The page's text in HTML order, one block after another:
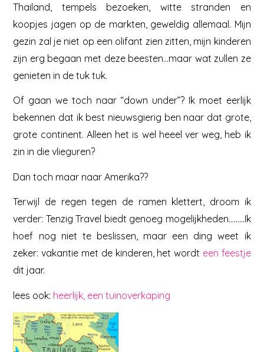
Thailand, tempels bezoeken, witte stranden en
koopjes jagen op de markten, geweldig allemaal. Mijn
gezin zal je niet op een olifant zien zitten, mijn kinderen
zijn erg begaan met deze beesten…maar wat zullen ze
genieten in de tuk tuk.
Of gaan we toch naar “down under”? Ik moet eerlijk
bekennen dat ik best nieuwsgierig ben naar dat grote,
grote continent. Alleen het is wel heeel ver weg, heb ik
zin in die vlieguren?
Dan toch maar naar Amerika??
Terwijl de regen tegen de ramen klettert, droom ik
verder: Tenzig Travel biedt genoeg mogelijkheden………Ik
hoef nog niet te beslissen, maar een ding weet ik
zeker: vakantie met de kinderen, het wordt een feestje
dit jaar.
lees ook: heerlijk, een tuinoverkaping